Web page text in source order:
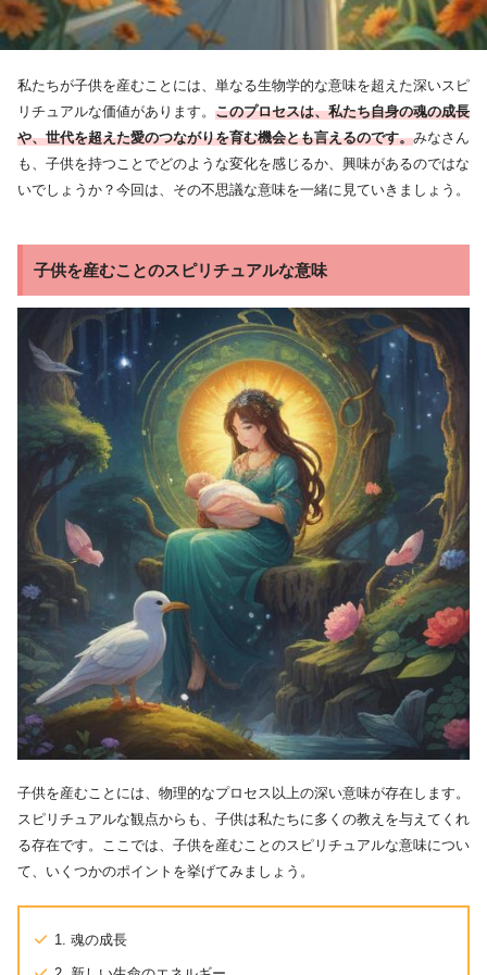
私たちが子供を産むことには、単なる生物学的な意味を超えた深いスピ
リチュアルな価値があります。 このプロセスは、私たち自身の魂の成長
や、世代を超えた愛のつながりを育む機会とも言えるのです。みなさん
も、子供を持つことでどのような変化を感じるか、興味があるのではな
いでしょうか？今回は、その不思議な意味を一緒に見ていきましょう。
子供を産むことのスピリチュアルな意味
子供を産むことには、物理的なプロセス以上の深い意味が存在します。
スピリチュアルな観点からも、子供は私たちに多くの教えを与えてくれ
る存在です。ここでは、子供を産むことのスピリチュアルな意味につい
て、いくつかのポイントを挙げてみましょう。
1. 魂の成長